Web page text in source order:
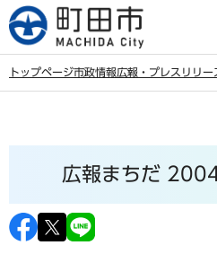
こ
の
す
トップページ市政情報広報・プレスリリー
ら
広報まちだ